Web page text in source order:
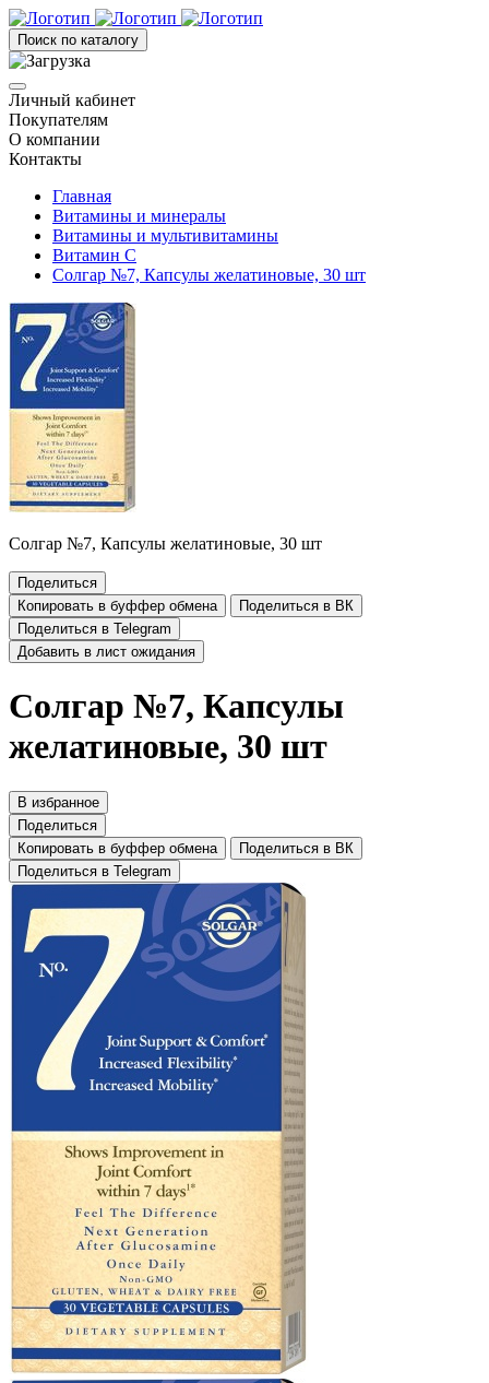
Поиск по каталогу
Личный кабинет
Покупателям
О компании
Контакты
Главная
Витамины и минералы
Витамины и мультивитамины
Витамин С
Солгар №7, Капсулы желатиновые, 30 шт
Солгар №7, Капсулы желатиновые, 30 шт
Поделиться
Копировать в буффер обмена
Поделиться в ВК
Поделиться в Telegram
Добавить в лист ожидания
Солгар №7, Капсулы
желатиновые, 30 шт
В избранное
Поделиться
Копировать в буффер обмена
Поделиться в ВК
Поделиться в Telegram